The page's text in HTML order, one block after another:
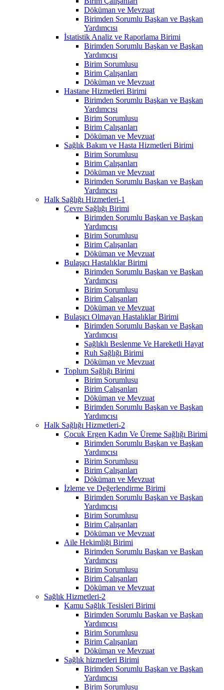
Döküman ve Mevzuat
Birimden Sorumlu Başkan ve Başkan
Yardımcısı
İstatistik Analiz ve Raporlama Birimi
Birimden Sorumlu Başkan ve Başkan
Yardımcısı
Birim Sorumlusu
Birim Çalışanları
Döküman ve Mevzuat
Hastane Hizmetleri Birimi
Birimden Sorumlu Başkan ve Başkan
Yardımcısı
Birim Sorumlusu
Birim Çalışanları
Döküman ve Mevzuat
Sağlık Bakım ve Hasta Hizmetleri Birimi
Birim Sorumlusu
Birim Çalışanları
Döküman ve Mevzuat
Birimden Sorumlu Başkan ve Başkan
Yardımcısı
Halk Sağlığı Hizmetleri-1
Çevre Sağlığı Birimi
Birimden Sorumlu Başkan ve Başkan
Yardımcısı
Birim Sorumlusu
Birim Çalışanları
Döküman ve Mevzuat
Bulaşıcı Hastalıklar Birimi
Birimden Sorumlu Başkan ve Başkan
Yardımcısı
Birim Sorumlusu
Birim Çalışanları
Döküman ve Mevzuat
Bulaşıcı Olmayan Hastalıklar Birimi
Birimden Sorumlu Başkan ve Başkan
Yardımcısı
Sağlıklı Beslenme Ve Hareketli Hayat
Ruh Sağlığı Birimi
Döküman ve Mevzuat
Toplum Sağlığı Birimi
Birim Sorumlusu
Birim Çalışanları
Döküman ve Mevzuat
Birimden Sorumlu Başkan ve Başkan
Yardımcısı
Halk Sağlığı Hizmetleri-2
Çocuk Ergen Kadın Ve Üreme Sağlığı Birimi
Birimden Sorumlu Başkan ve Başkan
Yardımcısı
Birim Sorumlusu
Birim Çalışanları
Döküman ve Mevzuat
İzleme ve Değerlendirme Birimi
Birimden Sorumlu Başkan ve Başkan
Yardımcısı
Birim Sorumlusu
Birim Çalışanları
Döküman ve Mevzuat
Aile Hekimliği Birimi
Birimden Sorumlu Başkan ve Başkan
Yardımcısı
Birim Sorumlusu
Birim Çalışanları
Döküman ve Mevzuat
Sağlık Hizmetleri-2
Kamu Sağlık Tesisleri Birimi
Birimden Sorumlu Başkan ve Başkan
Yardımcısı
Birim Sorumlusu
Birim Çalışanları
Döküman ve Mevzuat
Sağlık hizmetleri Birimi
Birimden Sorumlu Başkan ve Başkan
Yardımcısı
Birim Sorumlusu